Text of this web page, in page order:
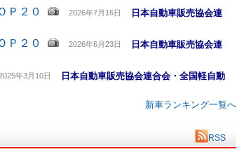
Ｐ２０ 2026年7月16日 日本自動車販売協会連
Ｐ２０
2026年6月23日 日本自動車販売協会連
年3月10日 日本自動車販売協会連合会・全国軽自動
新車ランキング一覧へ
RSS